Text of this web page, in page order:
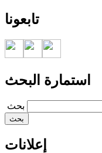
تابعونا
استمارة البحث
‏بحث ‏
إعلانات